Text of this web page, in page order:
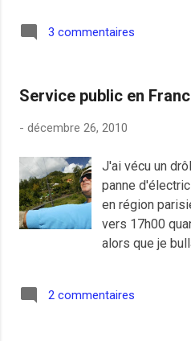
comme les
ne suis pas
que j'aimais et
3 commentaires
Service public en
- décembre 26, 2010
J'ai vécu un
panne
en région
vers 17h00
alors que je
distribution de
2 commentaires